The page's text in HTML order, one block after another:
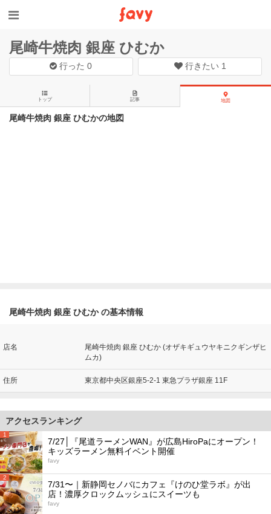
尾崎牛焼肉 銀座 ひむか
行った0 行きたい 1
トップ 記事 地図
尾崎牛焼肉 銀座 ひむかの地図
尾崎牛焼肉 銀座 ひむか の基本情報
店名
尾崎牛焼肉 銀座 ひむか (オザキギュウヤキニクギンザヒ
ムカ)
住所 東京都中央区銀座5-2-1 東急プラザ銀座 11F
アクセスランキング
1
7/27│『尾道ラーメンWAN』が広島HiroPaにオープン！
キッズラーメン無料イベント開催
favy
2
7/31〜｜新静岡セノバにカフェ『けのひ堂ラボ』が出
店！濃厚クロックムッシュにスイーツも
favy